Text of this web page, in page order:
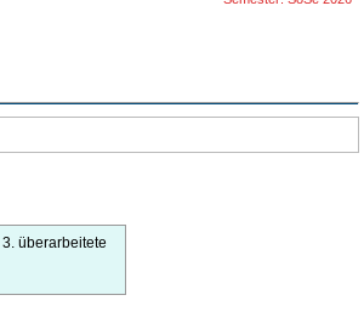
3. überarbeitete